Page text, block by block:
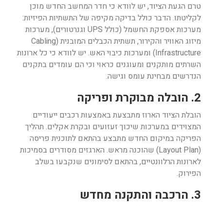
טרם הגעת הציוד, יש לוודא כי חדר המחשב החדש מוכן
לקליטתו. הדבר כולל בדיקה מקיפה של התשתיות הפיזיות:
מערכות אספקת החשמל (כולל UPS וגנרטורים), מערכות
מיזוג האוויר והקירור, תשתית הכבלים המובנית (Cabling
Infrastructure) ומערכות כיבוי האש. יש לוודא כי כל ארונות
השרתים מותקנים ומעוגנים כראוי וכי הם עומדים בתקנים
הנדרשים מבחינת עומס וגישה.
2. הובלה מבוקרת ופריקה
הובלת הציוד הארוז מתבצעת באמצעות רכבים ייעודיים
המצוידים במערכות שיכוך זעזועים ובקרת אקלים. תהליך
הפריקה במיקום החדש מתבצע בהתאם לתוכנית פריסה
(Layout Plan) שהוכנה מראש. הארגזים מסודרים בסמיכות
לארונות הרלוונטיים, בהתאם לסימונים שנקבעו בשלב
הפירוק.
3. הרכבה והתקנה מחדש